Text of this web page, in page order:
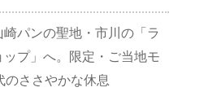
崎パンの聖地・市川の「ラ
ップ」へ。限定・ご当地モ
のささやかな休息